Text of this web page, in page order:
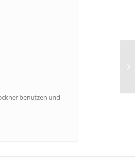
benutzen und